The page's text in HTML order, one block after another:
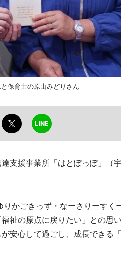
保育士の原山みどりさん
支援事業所「はとぽっぽ」（
かごきっず・なーさりーすく
祉の原点に戻りたい」との思
安心して過ごし、成長できる